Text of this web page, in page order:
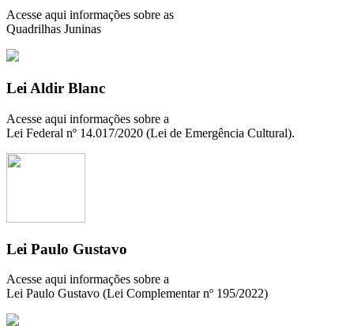
Acesse aqui informações sobre as
Quadrilhas Juninas
Lei Aldir Blanc
Acesse aqui informações sobre a
Lei Federal nº 14.017/2020 (Lei de Emergência Cultural).
Lei Paulo Gustavo
Acesse aqui informações sobre a
Lei Paulo Gustavo (Lei Complementar nº 195/2022)